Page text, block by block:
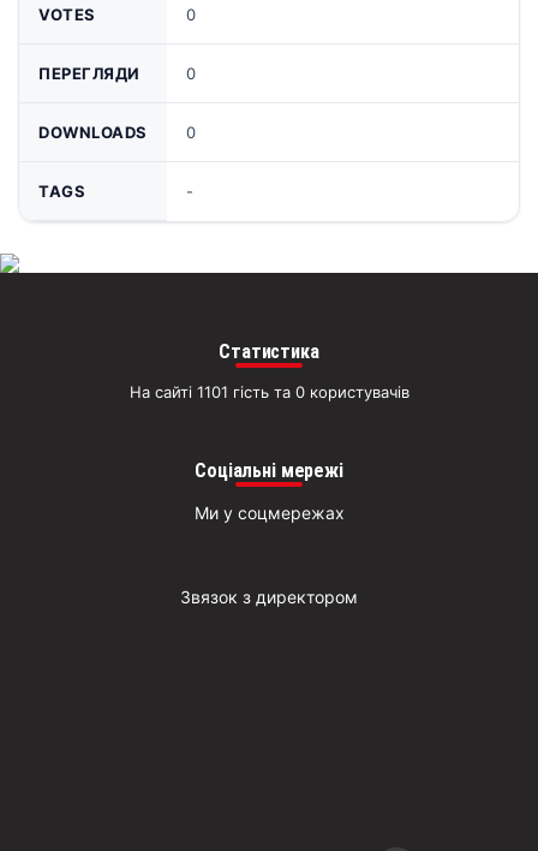
VOTES 0
ПЕРЕГЛЯДИ 0
DOWNLOADS 0
TAGS -
Статистика
На сайті 1101 гість та 0 користувачів
Соціальні мережі
Ми у соцмережах
Звязок з директором